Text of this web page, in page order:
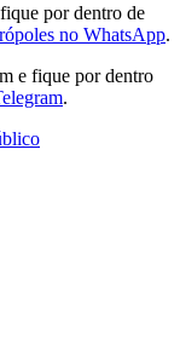
por dentro de
no WhatsApp.
e fique por dentro
.